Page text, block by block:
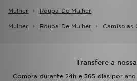
Mulher Roupa De Mulher
Mulher Roupa De Mulher Camisolas
Transfere a
Compra durante 24h e 365 dias por